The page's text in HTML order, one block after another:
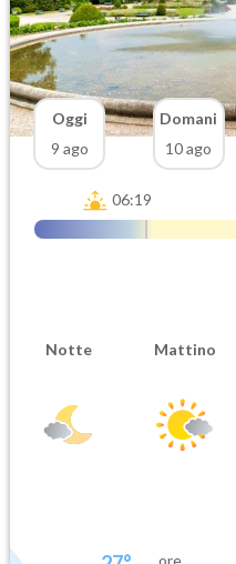
Oggi
9 ago
Domani
10 ago
06:19
Notte Mattino